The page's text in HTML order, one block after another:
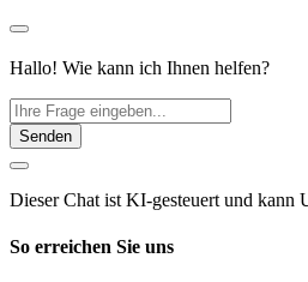
Hallo! Wie kann ich Ihnen helfen?
Senden
Dieser Chat ist KI-gesteuert und kann
So erreichen Sie uns